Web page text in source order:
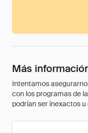
Más
Intentamos
con los programas de
podrían ser inexactos